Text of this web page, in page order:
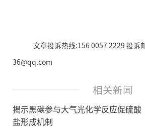
文章投诉热线:156 0057 2229 投诉
36@qq.com
相关新闻
揭示黑碳参与大气光化学反应促硫酸
盐形成机制